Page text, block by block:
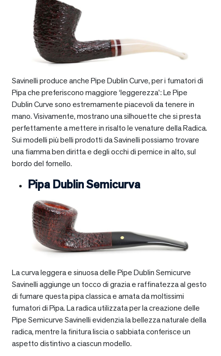
Savinelli produce anche Pipe Dublin Curve, per i fumatori di
Pipa che preferiscono maggiore ‘leggerezza’: Le Pipe
Dublin Curve sono estremamente piacevoli da tenere in
mano. Visivamente, mostrano una silhouette che si presta
perfettamente a mettere in risalto le venature della Radica.
Sui modelli più belli prodotti da Savinelli possiamo trovare
una fiamma ben diritta e degli occhi di pernice in alto, sul
bordo del fornello.
Pipa Dublin Semicurva
La curva leggera e sinuosa delle Pipe Dublin Semicurve
Savinelli aggiunge un tocco di grazia e raffinatezza al gesto
di fumare questa pipa classica e amata da moltissimi
fumatori di Pipa. La radica utilizzata per la creazione delle
Pipe Semicurve Savinelli evidenzia la bellezza naturale della
radica, mentre la finitura liscia o sabbiata conferisce un
aspetto distintivo a ciascun modello.